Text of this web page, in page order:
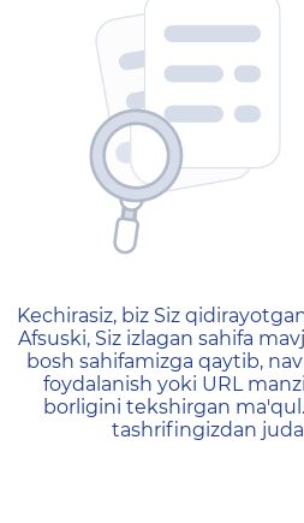
404 —
Kechirasiz, biz Siz
Afsuski, Siz izlagan sahifa
bosh sahifamizga qaytib,
foydalanish yoki URL
borligini tekshirgan
tashrifingizdan